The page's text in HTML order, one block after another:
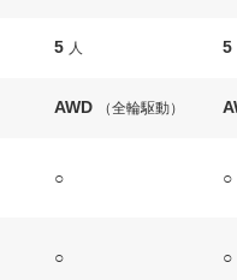
5 人 5
AWD （全輪駆動）
○ ○
○ ○